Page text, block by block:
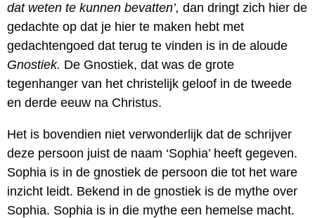
dat weten te kunnen bevatten’, dan dringt zich hier de
gedachte op dat je hier te maken hebt met
gedachtengoed dat terug te vinden is in de aloude
Gnostiek. De Gnostiek, dat was de grote
tegenhanger van het christelijk geloof in de tweede
en derde eeuw na Christus.
Het is bovendien niet verwonderlijk dat de schrijver
deze persoon juist de naam ‘Sophia’ heeft gegeven.
Sophia is in de gnostiek de persoon die tot het ware
inzicht leidt. Bekend in de gnostiek is de mythe over
Sophia. Sophia is in die mythe een hemelse macht.